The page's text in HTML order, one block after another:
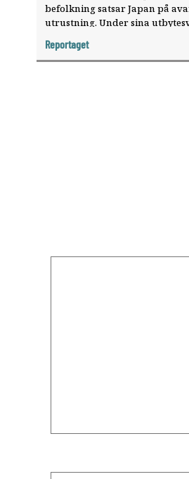
befolkning satsar Japan på
utrustning. Under sina
tandläkarstudenten Johanna
en utbildningsmiljö fylld av
Reportaget